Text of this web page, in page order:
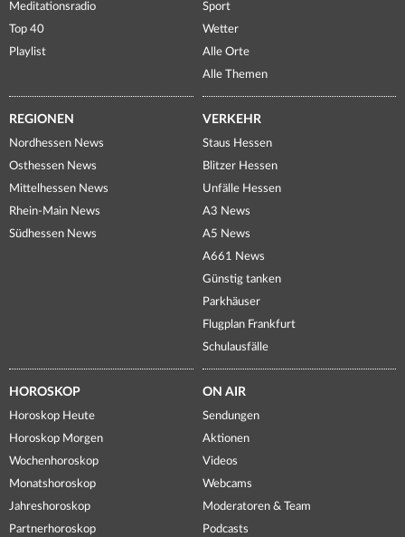
Meditationsradio
Top 40
Playlist
Sport
Wetter
Alle Orte
Alle Themen
REGIONEN
Nordhessen News
Osthessen News
Mittelhessen News
Rhein-Main News
Südhessen News
VERKEHR
Staus Hessen
Blitzer Hessen
Unfälle Hessen
A3 News
A5 News
A661 News
Günstig tanken
Parkhäuser
Flugplan Frankfurt
Schulausfälle
HOROSKOP
Horoskop Heute
Horoskop Morgen
Wochenhoroskop
Monatshoroskop
Jahreshoroskop
Partnerhoroskop
ON AIR
Sendungen
Aktionen
Videos
Webcams
Moderatoren & Team
Podcasts